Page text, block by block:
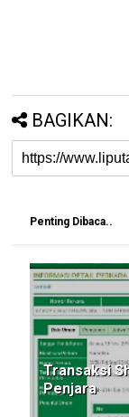
BAGIKAN:
Penting Dibaca..
Transaksi
Penjara